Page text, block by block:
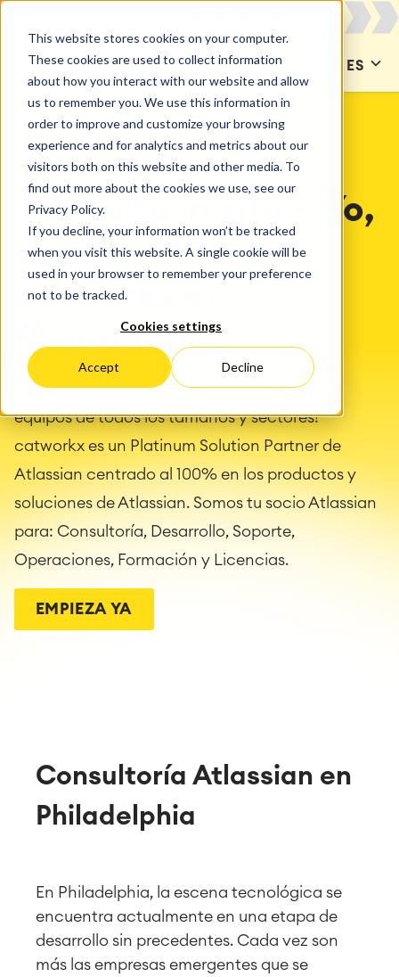
This website stores cookies on your computer.
These cookies are used to collect information
about how you interact with our website and allow
us to remember you. We use this information in
order to improve and customize your browsing
experience and for analytics and metrics about our
visitors both on this website and other media. To
find out more about the cookies we use, see our
Privacy Policy.
If you decline, your information won’t be tracked
when you visit this website. A single cookie will be
used in your browser to remember your preference
not to be tracked.
Cookies settings
Accept Decline
CONTACTAR ES
CATWORKX ESTADOS UNIDOS
catworkx en Philadelphia
Consulta in situ - ¡Yo,
bienvenido a
catworkx en
Philadephia!
¡Utiliza Jira y Confluence de Atlassian para
equipos de todos los tamaños y sectores!
catworkx es un Platinum Solution Partner de
Atlassian centrado al 100% en los productos y
soluciones de Atlassian. Somos tu socio Atlassian
para: Consultoría, Desarrollo, Soporte,
Operaciones, Formación y Licencias.
EMPIEZA YA
Consultoría Atlassian en
Philadelphia
En Philadelphia, la escena tecnológica se
encuentra actualmente en una etapa de
desarrollo sin precedentes. Cada vez son
más las empresas emergentes que se